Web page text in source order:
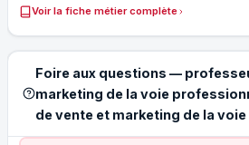
Voir la fiche métier complète
Foire aux questions —
marketing de la voie
de vente et marketing de la